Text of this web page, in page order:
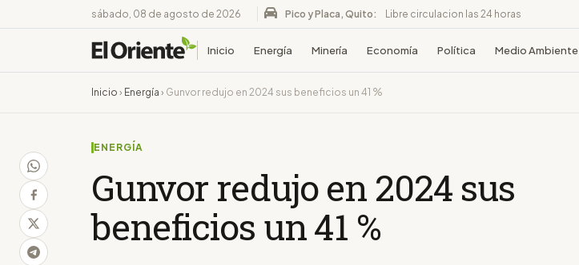
sábado, 08 de agosto de 2026 Pico y Placa, Quito: Libre circulacion las 24 horas
Inicio Energía Minería Economía Política Medio Ambiente
Inicio › Energía › Gunvor redujo en 2024 sus beneficios un 41 %
ENERGÍA
Gunvor redujo en 2024 sus
beneficios un 41 %